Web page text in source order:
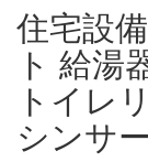
住宅設
ト 給湯
トイレ
シンサ